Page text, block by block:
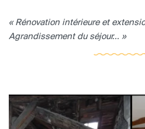
« Rénovation intérieure et
Agrandissement du séjour... »